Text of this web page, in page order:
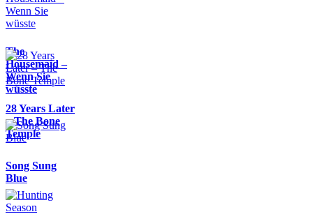
The
Housemaid –
Wenn Sie
wüsste
28 Years Later
– The Bone
Temple
Song Sung
Blue